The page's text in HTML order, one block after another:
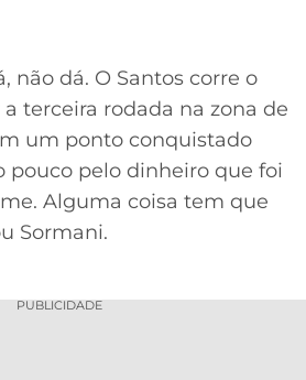
não dá. O Santos corre o
terceira rodada na zona de
um ponto conquistado
pouco pelo dinheiro que foi
Alguma coisa tem que
Sormani.
PUBLICIDADE